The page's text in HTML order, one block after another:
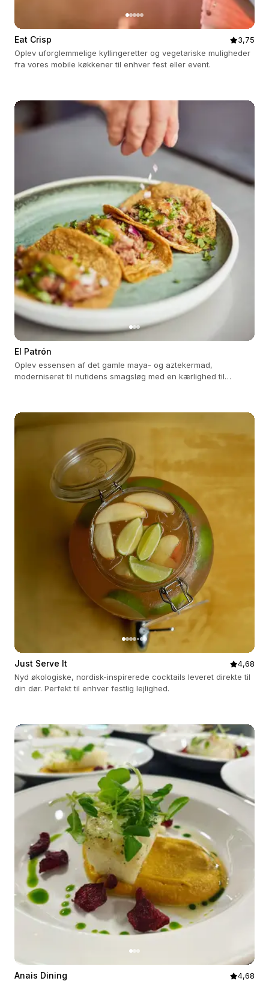
Eat Crisp
3,75
Oplev uforglemmelige kyllingeretter og vegetariske muligheder
fra vores mobile køkkener til enhver fest eller event.
El Patrón
Oplev essensen af ​​det gamle maya- og aztekermad,
moderniseret til nutidens smagsløg med en kærlighed til
Just Serve It
4,68
Nyd økologiske, nordisk-inspirerede cocktails leveret direkte til
din dør. Perfekt til enhver festlig lejlighed.
Anais Dining
4,68